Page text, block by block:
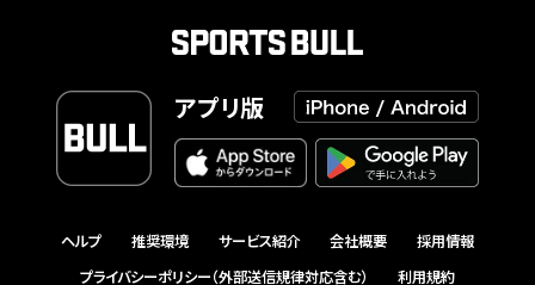
アプリ版
ヘルプ 推奨環境 サービス紹介 会社概要
採用情報
プライバシーポリシー（外部送信規律対応含む）
利用規約